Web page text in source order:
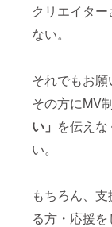
クリエイタ
ない。
それでもお
その方にMV
い」 を伝え
い。
もちろん、
る方・応援